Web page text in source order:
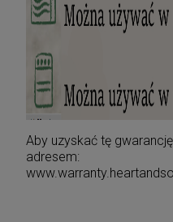
Aby uzyskać tę
adresem: